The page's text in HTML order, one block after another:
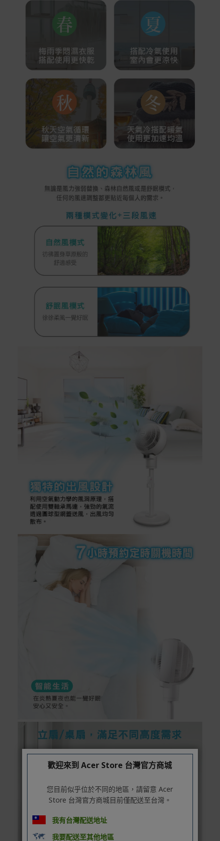
非Acer旗下品牌商品保固依各商品和之廠商有所不同，詳
情請參考商品說明。
如有相關保固問題以及售後服務問題，您可以透過專線或
服務信箱聯繫客服。
付款方式
本網站提供以下付款方式：
信用卡一次付清：支援Visa、Master Card及JCB卡
信用卡分期付款：限指定商品使用，滿1千享3期0利
率/滿1萬享3期0利率/滿3萬享12期0利率
銀行帳戶轉帳：使用一次性虛擬帳戶
LINEPAY(含iPASS MONEY)
Apple Pay：須使用行動裝置
Samsung Wallet (原Samsung Pay)：須使用行動裝
歡迎來到 Acer Store 台灣官方商城
您目前似乎位於不同的地區，請留意 Acer
Store 台灣官方商城目前僅配送至台灣。
我有台灣配送地址
我要配送至其他地區